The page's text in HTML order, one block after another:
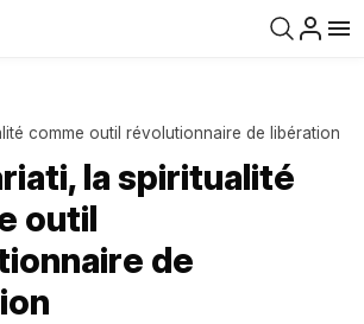
comme outil révolutionnaire de libération
la spiritualité
outil
de